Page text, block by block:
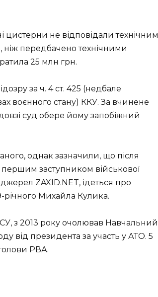
цистерни не відповідали технічним
передбачено технічними
25 млн грн.
за ч. 4 ст. 425 (недбале
воєнного стану) ККУ. За вчинене
суд обере йому запобіжний
однак зазначили, що після
заступником військової
ZAXID.NET, ідеться про
річного Михайла Кулика.
з 2013 року очолював Навчальний
від президента за участь у АТО. 5
РВА.